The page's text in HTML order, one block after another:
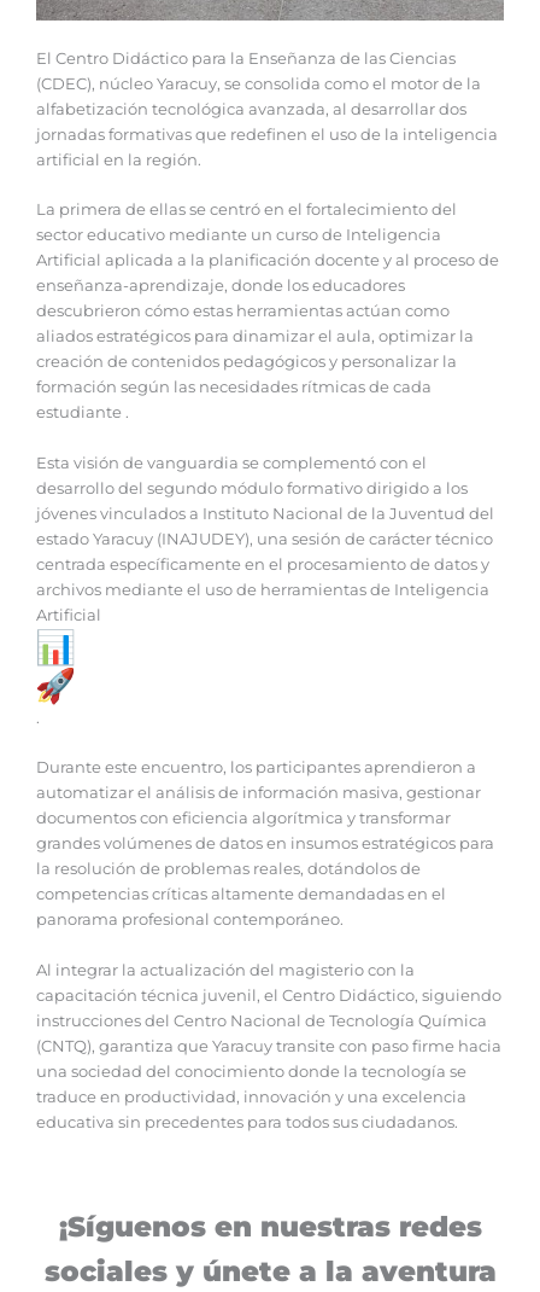
El Centro Didáctico para la Enseñanza de las Ciencias
(CDEC), núcleo Yaracuy, se consolida como el motor de la
alfabetización tecnológica avanzada, al desarrollar dos
jornadas formativas que redefinen el uso de la inteligencia
artificial en la región.
La primera de ellas se centró en el fortalecimiento del
sector educativo mediante un curso de Inteligencia
Artificial aplicada a la planificación docente y al proceso de
enseñanza-aprendizaje, donde los educadores
descubrieron cómo estas herramientas actúan como
aliados estratégicos para dinamizar el aula, optimizar la
creación de contenidos pedagógicos y personalizar la
formación según las necesidades rítmicas de cada
estudiante .
Esta visión de vanguardia se complementó con el
desarrollo del segundo módulo formativo dirigido a los
jóvenes vinculados a Instituto Nacional de la Juventud del
estado Yaracuy (INAJUDEY), una sesión de carácter técnico
centrada específicamente en el procesamiento de datos y
archivos mediante el uso de herramientas de Inteligencia
Artificial
.
Durante este encuentro, los participantes aprendieron a
automatizar el análisis de información masiva, gestionar
documentos con eficiencia algorítmica y transformar
grandes volúmenes de datos en insumos estratégicos para
la resolución de problemas reales, dotándolos de
competencias críticas altamente demandadas en el
panorama profesional contemporáneo.
Al integrar la actualización del magisterio con la
capacitación técnica juvenil, el Centro Didáctico, siguiendo
instrucciones del Centro Nacional de Tecnología Química
(CNTQ), garantiza que Yaracuy transite con paso firme hacia
una sociedad del conocimiento donde la tecnología se
traduce en productividad, innovación y una excelencia
educativa sin precedentes para todos sus ciudadanos.
¡Síguenos en nuestras redes
sociales y únete a la aventura